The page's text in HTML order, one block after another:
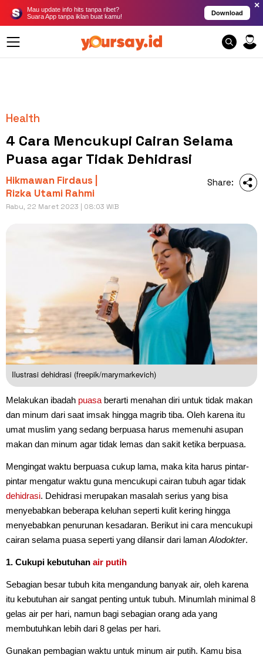
Mau update info hits tanpa ribet?
Suara App tanpa iklan buat kamu!
Download
×
Health
4 Cara Mencukupi Cairan Selama
Puasa agar Tidak Dehidrasi
Hikmawan Firdaus |
Rizka Utami Rahmi
Rabu, 22 Maret 2023 | 08:03 WIB
Share:
Ilustrasi dehidrasi (freepik/marymarkevich)
Melakukan ibadah puasa berarti menahan diri untuk tidak makan
dan minum dari saat imsak hingga magrib tiba. Oleh karena itu
umat muslim yang sedang berpuasa harus memenuhi asupan
makan dan minum agar tidak lemas dan sakit ketika berpuasa.
Mengingat waktu berpuasa cukup lama, maka kita harus pintar-
pintar mengatur waktu guna mencukupi cairan tubuh agar tidak
dehidrasi. Dehidrasi merupakan masalah serius yang bisa
menyebabkan beberapa keluhan seperti kulit kering hingga
menyebabkan penurunan kesadaran. Berikut ini cara mencukupi
cairan selama puasa seperti yang dilansir dari laman Alodokter.
1. Cukupi kebutuhan air putih
Sebagian besar tubuh kita mengandung banyak air, oleh karena
itu kebutuhan air sangat penting untuk tubuh. Minumlah minimal 8
gelas air per hari, namun bagi sebagian orang ada yang
membutuhkan lebih dari 8 gelas per hari.
Gunakan pembagian waktu untuk minum air putih. Kamu bisa